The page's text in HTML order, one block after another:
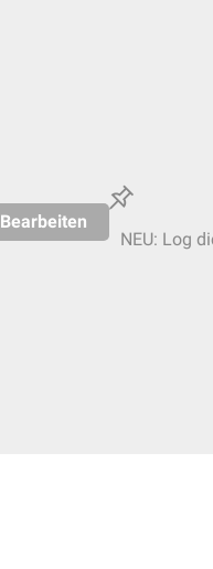
Bearbeiten
NEU: Log